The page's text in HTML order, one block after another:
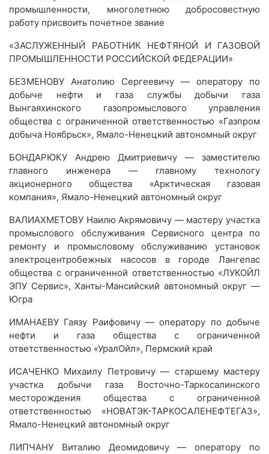
промышленности, многолетнюю добросовестную
работу присвоить почетное звание
«ЗАСЛУЖЕННЫЙ РАБОТНИК НЕФТЯНОЙ И ГАЗОВОЙ
ПРОМЫШЛЕННОСТИ РОССИЙСКОЙ ФЕДЕРАЦИИ»
БЕЗМЕНОВУ Анатолию Сергеевичу — оператору по
добыче нефти и газа службы добычи газа
Вынгаяхинского газопромыслового управления
общества с ограниченной ответственностью «Газпром
добыча Ноябрьск», Ямало-Ненецкий автономный округ
БОНДАРЮКУ Андрею Дмитриевичу — заместителю
главного инженера — главному технологу
акционерного общества «Арктическая газовая
компания», Ямало-Ненецкий автономный округ
ВАЛИАХМЕТОВУ Наилю Акрямовичу — мастеру участка
промыслового обслуживания Сервисного центра по
ремонту и промысловому обслуживанию установок
электроцентробежных насосов в городе Лангепас
общества с ограниченной ответственностью «ЛУКОЙЛ
ЭПУ Сервис», Ханты-Мансийский автономный округ —
Югра
ИМАНАЕВУ Гаязу Раифовичу — оператору по добыче
нефти и газа общества с ограниченной
ответственностью «УралОйл», Пермский край
ИСАЧЕНКО Михаилу Петровичу — старшему мастеру
участка добычи газа Восточно-Таркосалинского
месторождения общества с ограниченной
ответственностью «НОВАТЭК-ТАРКОСАЛЕНЕФТЕГАЗ»,
Ямало-Ненецкий автономный округ
ЛИПЧАНУ Виталию Деомидовичу — оператору по